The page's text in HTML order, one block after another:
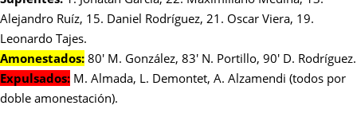
Alejandro Ruíz, 15. Daniel Rodríguez, 21. Oscar Viera, 19.
Leonardo Tajes.
Amonestados: 80' M. González, 83' N. Portillo, 90' D. Rodríguez.
Expulsados: M. Almada, L. Demontet, A. Alzamendi (todos por
doble amonestación).